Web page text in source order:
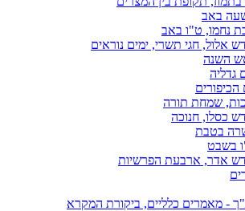
באב
נחמו, ט"ו באב
אלול, חגי תשרי, ימים נוראים
השנה
גדליה
הכיפורים
שמחת תורה
כסלו, חנוכה
בטבת
בשבט
אדר, ארבעת הפרשיות
- מאמרים כלליים, ביקורת המקרא